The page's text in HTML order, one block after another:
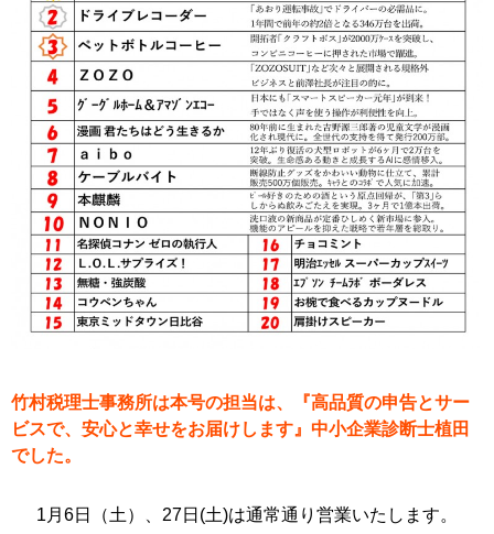
竹村税理士事務所は本号の担当は、『高品質の申告とサー
ビスで、安心と幸せをお届けします』中小企業診断士植田
でした。
1月6日（土）、27日(土)は通常通り営業いたします。